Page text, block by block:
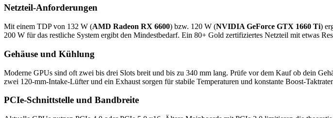
Netzteil-Anforderungen
Mit einem TDP von 132 W (AMD Radeon RX 6600) bzw. 120 W (NVIDIA GeForce GTX 1660 Ti)
200 W für das restliche System ergibt den Mindestbedarf. Ein 80+ Gold zertifiziertes Netzteil mit etwas
Gehäuse und Kühlung
Moderne GPUs sind oft zwei bis drei Slots breit und bis zu 340 mm lang. Prüfe vor dem Kauf ob dein
zwei 120-mm-Intake-Lüfter und ein Exhaust sorgen für stabile Temperaturen und konstante Boost-
PCIe-Schnittstelle und Bandbreite